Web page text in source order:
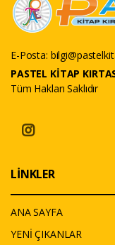
E-Posta:
PASTEL KİTAP
Tüm Hakları Saklıdır
LİNKLER
ANA SAYFA
YENİ ÇIKANLAR